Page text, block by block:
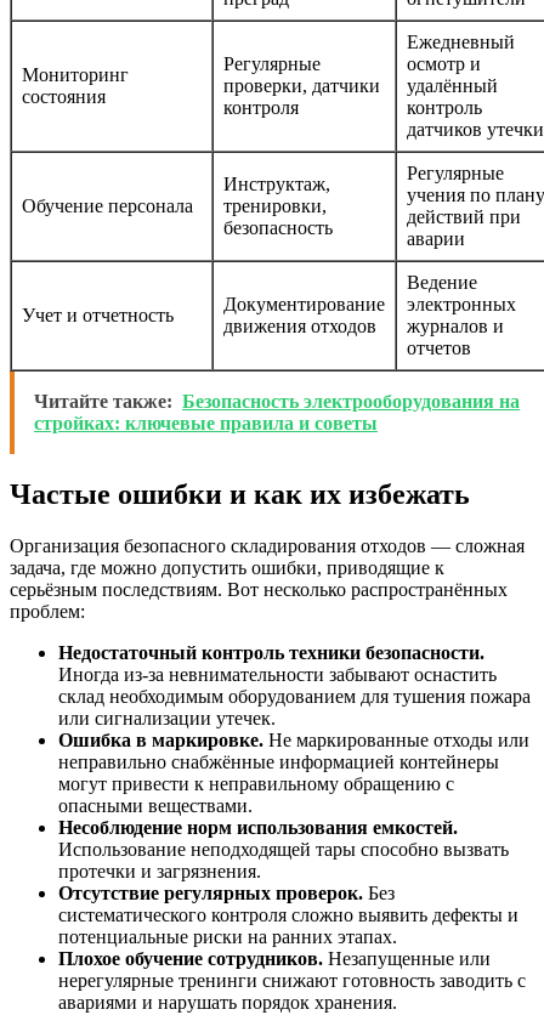
Мониторинг
состояния
Регулярные
проверки, датчики
контроля
Ежедневный
осмотр и
удалённый
контроль
датчиков утечки
Обучение персонала
Инструктаж,
тренировки,
безопасность
Регулярные
учения по плану
действий при
аварии
Учет и отчетность
Документирование
движения отходов
Ведение
электронных
журналов и
отчетов
Читайте также: Безопасность электрооборудования на
стройках: ключевые правила и советы
Частые ошибки и как их избежать
Организация безопасного складирования отходов — сложная
задача, где можно допустить ошибки, приводящие к
серьёзным последствиям. Вот несколько распространённых
проблем:
Недостаточный контроль техники безопасности.
Иногда из-за невнимательности забывают оснастить
склад необходимым оборудованием для тушения пожара
или сигнализации утечек.
Ошибка в маркировке. Не маркированные отходы или
неправильно снабжённые информацией контейнеры
могут привести к неправильному обращению с
опасными веществами.
Несоблюдение норм использования емкостей.
Использование неподходящей тары способно вызвать
протечки и загрязнения.
Отсутствие регулярных проверок. Без
систематического контроля сложно выявить дефекты и
потенциальные риски на ранних этапах.
Плохое обучение сотрудников. Незапущенные или
нерегулярные тренинги снижают готовность заводить с
авариями и нарушать порядок хранения.